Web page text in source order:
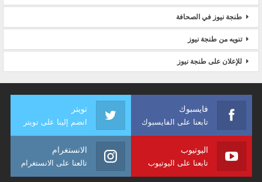
طنجة نيوز في الصحافة
تنويه من طنجة نيوز
للإعلان على طنجة نيوز
فايسبوك
تابعنا على الفايسبوك
تويتر
انضم إلينا على تويتر
اليوتيوب
تابعنا على اليوتيوب
الانستغرام
تالعنا على الانستغرام